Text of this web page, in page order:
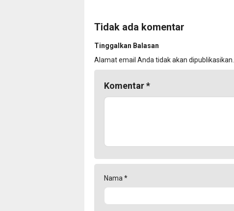
Tidak ada komentar
Tinggalkan Balasan
Alamat email Anda tidak akan dipublikasikan.
Komentar*
Nama*